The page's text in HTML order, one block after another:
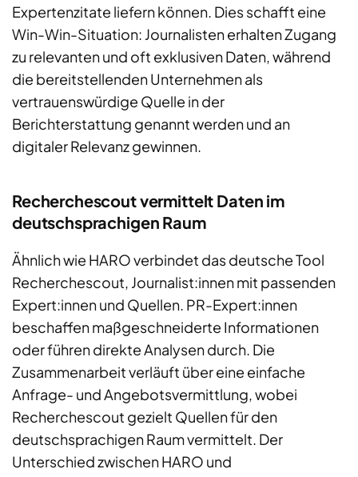
Expertenzitate liefern können. Dies schafft eine
Win-Win-Situation: Journalisten erhalten Zugang
zu relevanten und oft exklusiven Daten, während
die bereitstellenden Unternehmen als
vertrauenswürdige Quelle in der
Berichterstattung genannt werden und an
digitaler Relevanz gewinnen.
Recherchescout vermittelt Daten im
deutschsprachigen Raum
Ähnlich wie HARO verbindet das deutsche Tool
Recherchescout, Journalist:innen mit passenden
Expert:innen und Quellen. PR-Expert:innen
beschaffen maßgeschneiderte Informationen
oder führen direkte Analysen durch. Die
Zusammenarbeit verläuft über eine einfache
Anfrage- und Angebotsvermittlung, wobei
Recherchescout gezielt Quellen für den
deutschsprachigen Raum vermittelt. Der
Unterschied zwischen HARO und